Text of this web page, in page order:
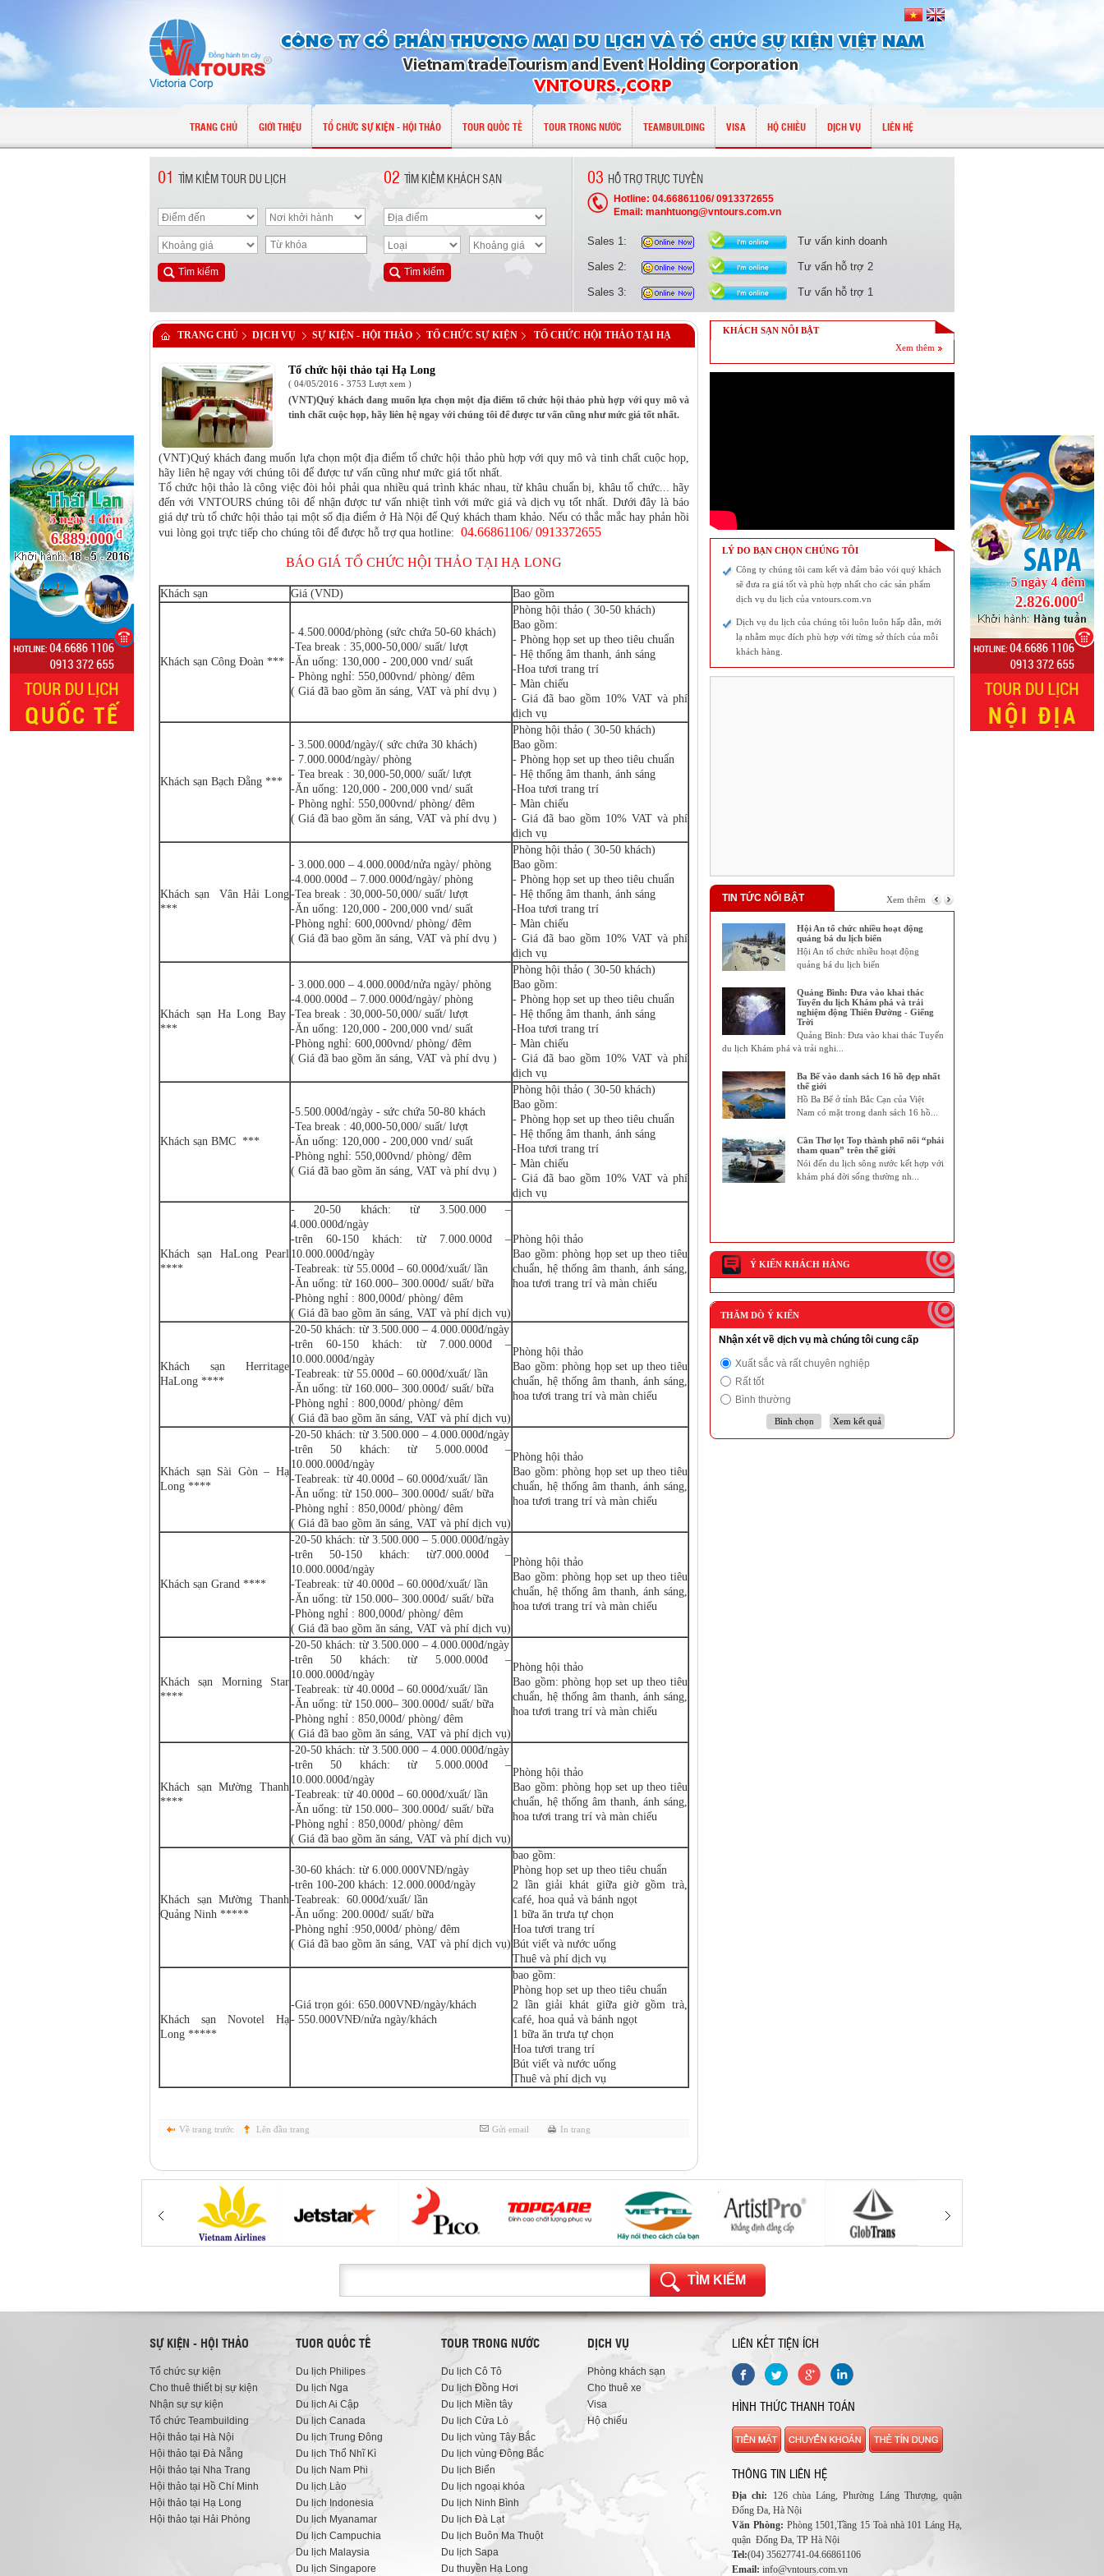
TRANG CHỦ GIỚI THIỆU TỔ CHỨC SỰ KIỆN - HỘI THẢO TOUR QUỐC TẾ TOUR TRONG NƯỚC TEAMBUILDING VISA HỘ CHIẾU DỊCH VỤ LIÊN HỆ
01 TÌM KIẾM TOUR DU LỊCH 02 TÌM KIẾM KHÁCH SẠN 03 HỖ TRỢ TRỰC TUYẾN
Hotline: 04.66861106/ 0913372655
Email: manhtuong@vntours.com.vn
Sales 1: Tư vấn kinh doanh
Sales 2: Tư vấn hỗ trợ 2
Sales 3: Tư vấn hỗ trợ 1
TRANG CHỦ DỊCH VỤ SỰ KIỆN - HỘI THẢO TỔ CHỨC SỰ KIỆN TỔ CHỨC HỘI THẢO TẠI HẠ
Tổ chức hội thảo tại Hạ Long
( 04/05/2016 - 3753 Lượt xem )
(VNT)Quý khách đang muốn lựa chọn một địa điểm tổ chức hội thảo phù hợp với quy mô và
tinh chất cuộc họp, hãy liên hệ ngay với chúng tôi để được tư vấn cũng như mức giá tốt nhất.
(VNT)Quý khách đang muốn lựa chọn một địa điểm tổ chức hội thảo phù hợp với quy mô và tinh chất cuộc họp,
hãy liên hệ ngay với chúng tôi để được tư vấn cũng như mức giá tốt nhất.
Tổ chức hội thảo là công việc đòi hỏi phải qua nhiều quá trình khác nhau, từ khâu chuẩn bị, khâu tổ chức... hãy
đến với VNTOURS chúng tôi để nhận được tư vấn nhiệt tình với mức giá và dịch vụ tốt nhất. Dưới đây là báo
giá dự trù tổ chức hội thảo tại một số địa điểm ở Hà Nội để Quý khách tham khảo. Nếu có thắc mắc hay phản hồi
vui lòng gọi trực tiếp cho chúng tôi để được hỗ trợ qua hotline: 04.66861106/ 0913372655
BÁO GIÁ TỔ CHỨC HỘI THẢO TẠI HẠ LONG
Khách sạn Giá (VND) Bao gồm
Khách sạn Công Ðoàn ***
- 4.500.000đ/phòng (sức chứa 50-60 khách)
-Tea break : 35,000-50,000/ suất/ lượt
-Ăn uống: 130,000 - 200,000 vnd/ suất
- Phòng nghỉ: 550,000vnd/ phòng/ đêm
( Giá đã bao gồm ăn sáng, VAT và phí dvụ )
Phòng hội thảo ( 30-50 khách)
Bao gồm:
- Phòng họp set up theo tiêu chuẩn
- Hệ thống âm thanh, ánh sáng
-Hoa tươi trang trí
- Màn chiếu
- Giá đã bao gồm 10% VAT và phí
dịch vụ
Khách sạn Bạch Ðằng ***
- 3.500.000đ/ngày/( sức chứa 30 khách)
- 7.000.000đ/ngày/ phòng
- Tea break : 30,000-50,000/ suất/ lượt
-Ăn uống: 120,000 - 200,000 vnd/ suất
- Phòng nghỉ: 550,000vnd/ phòng/ đêm
( Giá đã bao gồm ăn sáng, VAT và phí dvụ )
Phòng hội thảo ( 30-50 khách)
Bao gồm:
- Phòng họp set up theo tiêu chuẩn
- Hệ thống âm thanh, ánh sáng
-Hoa tươi trang trí
- Màn chiếu
- Giá đã bao gồm 10% VAT và phí
dịch vụ
Khách sạn Vân Hải Long
***
- 3.000.000 – 4.000.000đ/nửa ngày/ phòng
-4.000.000đ – 7.000.000đ/ngày/ phòng
-Tea break : 30,000-50,000/ suất/ lượt
-Ăn uống: 120,000 - 200,000 vnd/ suất
-Phòng nghỉ: 600,000vnd/ phòng/ đêm
( Giá đã bao gồm ăn sáng, VAT và phí dvụ )
Phòng hội thảo ( 30-50 khách)
Bao gồm:
- Phòng họp set up theo tiêu chuẩn
- Hệ thống âm thanh, ánh sáng
-Hoa tươi trang trí
- Màn chiếu
- Giá đã bao gồm 10% VAT và phí
dịch vụ
Khách sạn Ha Long Bay
***
- 3.000.000 – 4.000.000đ/nửa ngày/ phòng
-4.000.000đ – 7.000.000đ/ngày/ phòng
-Tea break : 30,000-50,000/ suất/ lượt
-Ăn uống: 120,000 - 200,000 vnd/ suất
-Phòng nghỉ: 600,000vnd/ phòng/ đêm
( Giá đã bao gồm ăn sáng, VAT và phí dvụ )
Phòng hội thảo ( 30-50 khách)
Bao gồm:
- Phòng họp set up theo tiêu chuẩn
- Hệ thống âm thanh, ánh sáng
-Hoa tươi trang trí
- Màn chiếu
- Giá đã bao gồm 10% VAT và phí
dịch vụ
Khách sạn BMC ***
-5.500.000đ/ngày - sức chứa 50-80 khách
-Tea break : 40,000-50,000/ suất/ lượt
-Ăn uống: 120,000 - 200,000 vnd/ suất
-Phòng nghỉ: 550,000vnd/ phòng/ đêm
( Giá đã bao gồm ăn sáng, VAT và phí dvụ )
Phòng hội thảo ( 30-50 khách)
Bao gồm:
- Phòng họp set up theo tiêu chuẩn
- Hệ thống âm thanh, ánh sáng
-Hoa tươi trang trí
- Màn chiếu
- Giá đã bao gồm 10% VAT và phí
dịch vụ
Khách sạn HaLong Pearl
****
- 20-50 khách: từ 3.500.000 –
4.000.000đ/ngày
-trên 60-150 khách: từ 7.000.000đ –
10.000.000đ/ngày
-Teabreak: từ 55.000đ – 60.000đ/xuất/ lần
-Ăn uống: từ 160.000– 300.000đ/ suất/ bữa
-Phòng nghỉ : 800,000đ/ phòng/ đêm
( Giá đã bao gồm ăn sáng, VAT và phí dịch vụ)
Phòng hội thảo
Bao gồm: phòng họp set up theo tiêu
chuẩn, hệ thống âm thanh, ánh sáng,
hoa tươi trang trí và màn chiếu
Khách sạn Herritage
HaLong ****
-20-50 khách: từ 3.500.000 – 4.000.000đ/ngày
-trên 60-150 khách: từ 7.000.000đ –
10.000.000đ/ngày
-Teabreak: từ 55.000đ – 60.000đ/xuất/ lần
-Ăn uống: từ 160.000– 300.000đ/ suất/ bữa
-Phòng nghỉ : 800,000đ/ phòng/ đêm
( Giá đã bao gồm ăn sáng, VAT và phí dịch vụ)
Phòng hội thảo
Bao gồm: phòng họp set up theo tiêu
chuẩn, hệ thống âm thanh, ánh sáng,
hoa tươi trang trí và màn chiếu
Khách sạn Sài Gòn – Hạ
Long ****
-20-50 khách: từ 3.500.000 – 4.000.000đ/ngày
-trên 50 khách: từ 5.000.000đ –
10.000.000đ/ngày
-Teabreak: từ 40.000đ – 60.000đ/xuất/ lần
-Ăn uống: từ 150.000– 300.000đ/ suất/ bữa
-Phòng nghỉ : 850,000đ/ phòng/ đêm
( Giá đã bao gồm ăn sáng, VAT và phí dịch vụ)
Phòng hội thảo
Bao gồm: phòng họp set up theo tiêu
chuẩn, hệ thống âm thanh, ánh sáng,
hoa tươi trang trí và màn chiếu
Khách sạn Grand ****
-20-50 khách: từ 3.500.000 – 5.000.000đ/ngày
-trên 50-150 khách: từ7.000.000đ –
10.000.000đ/ngày
-Teabreak: từ 40.000đ – 60.000đ/xuất/ lần
-Ăn uống: từ 150.000– 300.000đ/ suất/ bữa
-Phòng nghỉ : 800,000đ/ phòng/ đêm
( Giá đã bao gồm ăn sáng, VAT và phí dịch vụ)
Phòng hội thảo
Bao gồm: phòng họp set up theo tiêu
chuẩn, hệ thống âm thanh, ánh sáng,
hoa tươi trang trí và màn chiếu
Khách sạn Morning Star
****
-20-50 khách: từ 3.500.000 – 4.000.000đ/ngày
-trên 50 khách: từ 5.000.000đ –
10.000.000đ/ngày
-Teabreak: từ 40.000đ – 60.000đ/xuất/ lần
-Ăn uống: từ 150.000– 300.000đ/ suất/ bữa
-Phòng nghỉ : 850,000đ/ phòng/ đêm
( Giá đã bao gồm ăn sáng, VAT và phí dịch vụ)
Phòng hội thảo
Bao gồm: phòng họp set up theo tiêu
chuẩn, hệ thống âm thanh, ánh sáng,
hoa tươi trang trí và màn chiếu
Khách sạn Mường Thanh
****
-20-50 khách: từ 3.500.000 – 4.000.000đ/ngày
-trên 50 khách: từ 5.000.000đ –
10.000.000đ/ngày
-Teabreak: từ 40.000đ – 60.000đ/xuất/ lần
-Ăn uống: từ 150.000– 300.000đ/ suất/ bữa
-Phòng nghỉ : 850,000đ/ phòng/ đêm
( Giá đã bao gồm ăn sáng, VAT và phí dịch vụ)
Phòng hội thảo
Bao gồm: phòng họp set up theo tiêu
chuẩn, hệ thống âm thanh, ánh sáng,
hoa tươi trang trí và màn chiếu
Khách sạn Mường Thanh
Quảng Ninh *****
-30-60 khách: từ 6.000.000VNĐ/ngày
-trên 100-200 khách: 12.000.000đ/ngày
-Teabreak: 60.000đ/xuất/ lần
-Ăn uống: 200.000đ/ suất/ bữa
-Phòng nghỉ :950,000đ/ phòng/ đêm
( Giá đã bao gồm ăn sáng, VAT và phí dịch vụ)
bao gồm:
Phòng họp set up theo tiêu chuẩn
2 lần giải khát giữa giờ gồm trà,
café, hoa quả và bánh ngọt
1 bữa ăn trưa tự chọn
Hoa tươi trang trí
Bút viết và nước uống
Thuê và phí dịch vụ
Khách sạn Novotel Hạ
Long *****
-Giá trọn gói: 650.000VNĐ/ngày/khách
- 550.000VNĐ/nửa ngày/khách
bao gồm:
Phòng họp set up theo tiêu chuẩn
2 lần giải khát giữa giờ gồm trà,
café, hoa quả và bánh ngọt
1 bữa ăn trưa tự chọn
Hoa tươi trang trí
Bút viết và nước uống
Thuê và phí dịch vụ
Về trang trước Lên đầu trang Gửi email In trang
KHÁCH SẠN NỔI BẬT
Xem thêm
LÝ DO BẠN CHỌN CHÚNG TÔI
Công ty chúng tôi cam kết và đảm bảo vói quý khách
sẽ đưa ra giá tốt và phù hợp nhất cho các sản phẩm
dịch vụ du lịch của vntours.com.vn
Dịch vụ du lịch của chúng tôi luôn luôn hấp dẫn, mới
lạ nhằm mục đích phù hợp với từng sở thích của mỗi
khách hàng.
TIN TỨC NỔI BẬT Xem thêm
quảng bá du lịch biển
quảng bá du lịch biển
Quảng Bình: Đưa vào khai thác
Tuyến du lịch Khám phá và trải
nghiệm động Thiên Đường - Giếng
Quảng Bình: Đưa vào khai thác Tuyến
du lịch Khám phá và trải nghi...
thế giới
Hồ Ba Bể ở tỉnh Bắc Cạn của Việt
Nam có mặt trong danh sách 16 hồ...
Cần Thơ lọt Top thành phố nổi “phải
tham quan” trên thế giới
khám phá đời sống thường nh...
Hội An tổ chức nhiều hoạt động
quảng bá du lịch biển
Hội An tổ chức nhiều hoạt động
quảng bá du lịch biển
Quảng Bình: Đưa vào khai thác
Tuyến du lịch Khám phá và trải
nghiệm động Thiên Đường - Giếng
Trời
Quảng Bình: Đưa vào khai thác Tuyến
du lịch Khám phá và trải nghi...
Ba Bể vào danh sách 16 hồ đẹp nhất
thế giới
Hồ Ba Bể ở tỉnh Bắc Cạn của Việt
Nam có mặt trong danh sách 16 hồ...
Cần Thơ lọt Top thành phố nổi “phải
tham quan” trên thế giới
Nói đến du lịch sông nước kết hợp với
khám phá đời sống thường nh...
Ý KIẾN KHÁCH HÀNG
THĂM DÒ Ý KIẾN
Nhận xét về dịch vụ mà chúng tôi cung cấp
Xuất sắc và rất chuyên nghiệp
Rất tốt
Bình thường
Bình chọn Xem kết quả
TÌM KIẾM
SỰ KIỆN - HỘI THẢO
Tổ chức sự kiện
Cho thuê thiết bị sự kiện
Nhận sự sự kiện
Tổ chức Teambuilding
Hội thảo tại Hà Nội
Hội thảo tại Đà Nẵng
Hội thảo tại Nha Trang
Hội thảo tại Hồ Chí Minh
Hội thảo tại Hạ Long
Hội thảo tại Hải Phòng
TUOR QUỐC TẾ
Du lịch Philipes
Du lịch Nga
Du lịch Ai Cập
Du lịch Canada
Du lịch Trung Đông
Du lịch Thổ Nhĩ Kì
Du lịch Nam Phi
Du lịch Lào
Du lịch Indonesia
Du lịch Myanamar
Du lịch Campuchia
Du lịch Malaysia
Du lịch Singapore
TOUR TRONG NƯỚC
Du lịch Cô Tô
Du lịch Đồng Hơi
Du lịch Miền tây
Du lịch Cửa Lò
Du lịch vùng Tây Bắc
Du lịch vùng Đông Bắc
Du lịch Biển
Du lịch ngoại khóa
Du lịch Ninh Bình
Du lịch Đà Lạt
Du lịch Buôn Ma Thuột
Du lịch Sapa
Du thuyền Hạ Long
DỊCH VỤ
Phòng khách sạn
Cho thuê xe
Visa
Hộ chiếu
LIÊN KẾT TIỆN ÍCH
HÌNH THỨC THANH TOÁN
THÔNG TIN LIÊN HỆ
Địa chỉ:
126 chùa Láng, Phường Láng Thượng, quận
Đống Đa, Hà Nội
Văn Phòng: Phòng 1501,Tầng 15 Toà nhà 101 Láng Hạ,
quận Đống Đa, TP Hà Nội
Tel:(04) 35627741-04.66861106
Email: info@vntours.com.vn